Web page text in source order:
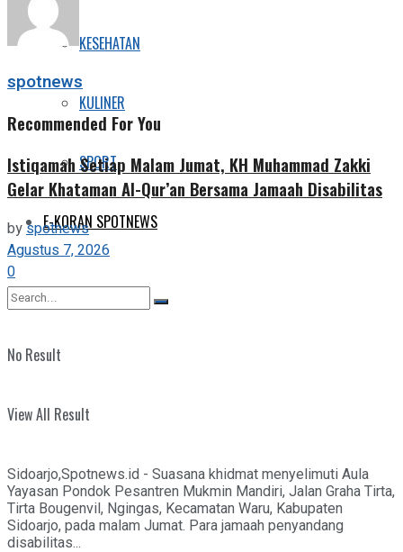
KESEHATAN
KULINER
SPORT
E-KORAN SPOTNEWS
No Result
View All Result
spotnews
Recommended For You
Istiqamah Setiap Malam Jumat, KH Muhammad Zakki
Gelar Khataman Al-Qur’an Bersama Jamaah Disabilitas
byspotnews
Agustus 7, 2026
0
Sidoarjo,Spotnews.id - Suasana khidmat menyelimuti Aula
Yayasan Pondok Pesantren Mukmin Mandiri, Jalan Graha Tirta,
Tirta Bougenvil, Ngingas, Kecamatan Waru, Kabupaten
Sidoarjo, pada malam Jumat. Para jamaah penyandang
disabilitas...